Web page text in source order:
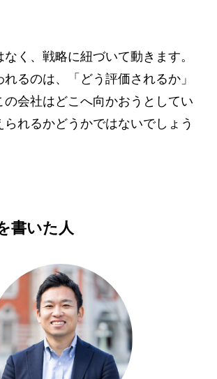
く、戦略に紐づいて動きます。
るのは、「どう評価されるか」
の会社はどこへ向かおうとしてい
られるかどうかではないでしょう
書いた人